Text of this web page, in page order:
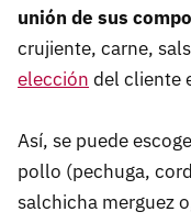
unión de sus
crujiente, carne,
elección del cliente
Así, se puede
pollo (pechuga,
salchicha merguez